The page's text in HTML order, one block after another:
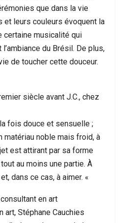
que dans la vie
et leurs couleurs évoquent la
certaine musicalité qui
du Brésil. De plus,
de toucher cette douceur.
siècle avant J.C., chez
fois douce et sensuelle ;
matériau noble mais froid, à
est attirant par sa forme
au moins une partie. À
dans ce cas, à aimer. «
en art
art, Stéphane Cauchies